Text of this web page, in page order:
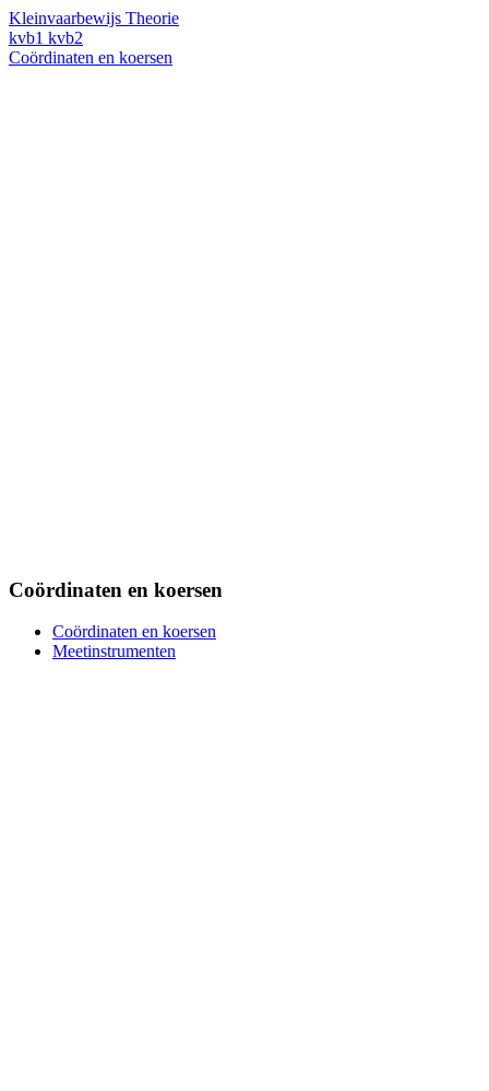
Kleinvaarbewijs Theorie
kvb1 kvb2
Coördinaten en koersen
Coördinaten en koersen
Coördinaten en koersen
Meetinstrumenten